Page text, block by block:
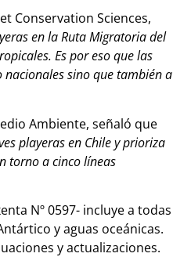
Conservation Sciences,
en la Ruta Migratoria del
Es por eso que las
nacionales sino que también a
Ambiente, señaló que
playeras en Chile y prioriza
torno a cinco líneas
Nº 0597- incluye a todas
y aguas oceánicas.
y actualizaciones.